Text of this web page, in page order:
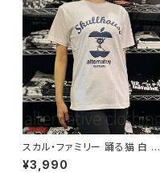
スカル・ファミリー 踊る猫 白 ホ
ワイト×ネイビー ドクロ スカル
¥3,990